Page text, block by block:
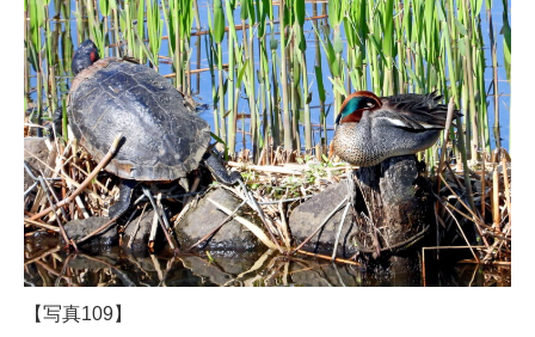
【写真109】